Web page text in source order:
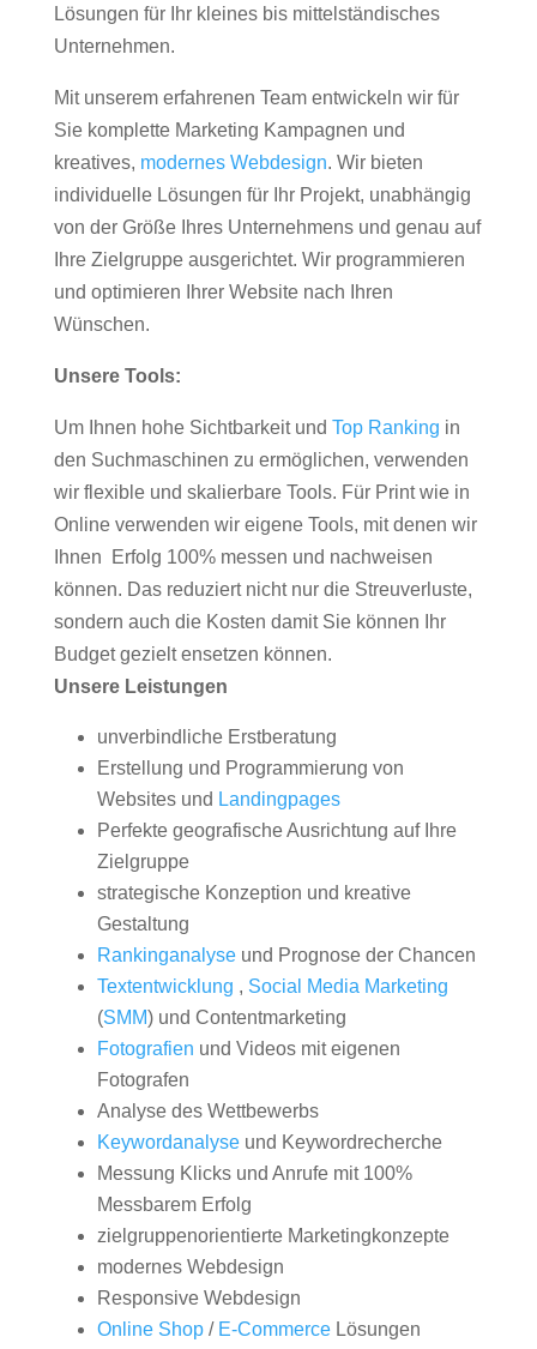
Lösungen für Ihr kleines bis mittelständisches
Unternehmen.
Mit unserem erfahrenen Team entwickeln wir für
Sie komplette Marketing Kampagnen und
kreatives, modernes Webdesign. Wir bieten
individuelle Lösungen für Ihr Projekt, unabhängig
von der Größe Ihres Unternehmens und genau auf
Ihre Zielgruppe ausgerichtet. Wir programmieren
und optimieren Ihrer Website nach Ihren
Wünschen.
Unsere Tools:
Um Ihnen hohe Sichtbarkeit und Top Ranking in
den Suchmaschinen zu ermöglichen, verwenden
wir flexible und skalierbare Tools. Für Print wie in
Online verwenden wir eigene Tools, mit denen wir
Ihnen Erfolg 100% messen und nachweisen
können. Das reduziert nicht nur die Streuverluste,
sondern auch die Kosten damit Sie können Ihr
Budget gezielt ensetzen können.
Unsere Leistungen
unverbindliche Erstberatung
Erstellung und Programmierung von
Websites und Landingpages
Perfekte geografische Ausrichtung auf Ihre
Zielgruppe
strategische Konzeption und kreative
Gestaltung
Rankinganalyseund Prognose der Chancen
Textentwicklung , Social Media Marketing
(SMM) und Contentmarketing
Fotografien und Videos mit eigenen
Fotografen
Analyse des Wettbewerbs
Keywordanalyseund Keywordrecherche
Messung Klicks und Anrufe mit 100%
Messbarem Erfolg
zielgruppenorientierte Marketingkonzepte
modernes Webdesign
Responsive Webdesign
Online Shop/ E-CommerceLösungen